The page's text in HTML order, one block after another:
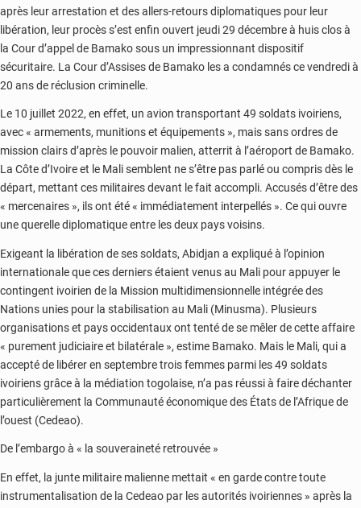
après leur arrestation et des allers-retours diplomatiques pour leur
libération, leur procès s’est enfin ouvert jeudi 29 décembre à huis clos à
la Cour d’appel de Bamako sous un impressionnant dispositif
sécuritaire. La Cour d’Assises de Bamako les a condamnés ce vendredi à
20 ans de réclusion criminelle.
Le 10 juillet 2022, en effet, un avion transportant 49 soldats ivoiriens,
avec « armements, munitions et équipements », mais sans ordres de
mission clairs d’après le pouvoir malien, atterrit à l’aéroport de Bamako.
La Côte d’Ivoire et le Mali semblent ne s’être pas parlé ou compris dès le
départ, mettant ces militaires devant le fait accompli. Accusés d’être des
« mercenaires », ils ont été « immédiatement interpellés ». Ce qui ouvre
une querelle diplomatique entre les deux pays voisins.
Exigeant la libération de ses soldats, Abidjan a expliqué à l’opinion
internationale que ces derniers étaient venus au Mali pour appuyer le
contingent ivoirien de la Mission multidimensionnelle intégrée des
Nations unies pour la stabilisation au Mali (Minusma). Plusieurs
organisations et pays occidentaux ont tenté de se mêler de cette affaire
« purement judiciaire et bilatérale », estime Bamako. Mais le Mali, qui a
accepté de libérer en septembre trois femmes parmi les 49 soldats
ivoiriens grâce à la médiation togolaise, n’a pas réussi à faire déchanter
particulièrement la Communauté économique des États de l’Afrique de
l’ouest (Cedeao).
De l’embargo à « la souveraineté retrouvée »
En effet, la junte militaire malienne mettait « en garde contre toute
instrumentalisation de la Cedeao par les autorités ivoiriennes » après la